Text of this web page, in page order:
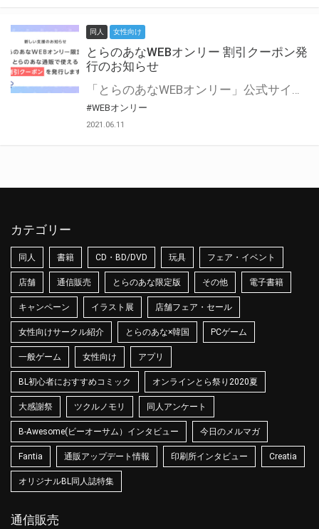
同人 女性向け
とらのあなWEBオンリー 割引クーポン発
行のお知らせ
「とらのあなWEBオンリー」公式サイトでとらのあな通販の「割引クーポン」を配布中！ イベントごとに開催当日限定で使える割引クーポンのシリアルコードを発行します。 とらのあなWEBオンリーのページをチェックして、イベント当日にお得にお買い物を楽しみましょう♪ ※本キャンペーンは予告なく終了する場合がございます。 とらのあなWEBオンリーサイトはこちら
#WEBオンリー
2021.06.11
カテゴリー
同人 書籍 CD・BD/DVD 玩具 フェア・イベント
店舗 通信販売 とらのあな限定版 その他 電子書籍
キャンペーン イラスト展 店舗フェア・セール
女性向けサークル紹介 とらのあな×韓国 PCゲーム
一般ゲーム 女性向け アプリ
BL初心者におすすめコミック オンラインとら祭り2020夏
大感謝祭 ツクルノモリ 同人アンケート
B-Awesome(ビーオーサム）インタビュー 今日のメルマガ
Fantia 通販アップデート情報 印刷所インタビュー Creatia
オリジナルBL同人誌特集
通信販売